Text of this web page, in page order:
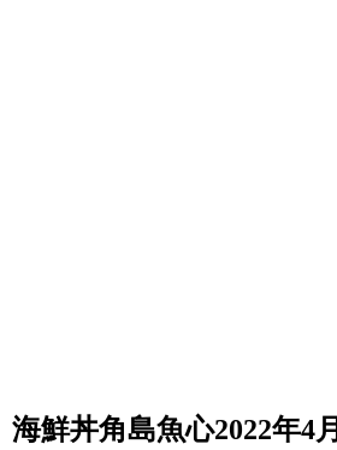
海鮮丼角島魚心2022年4月